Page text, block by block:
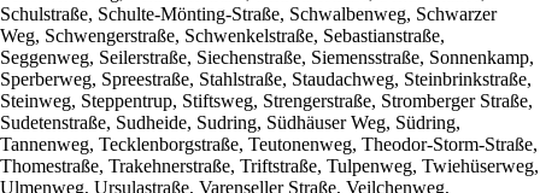
Schulstraße, Schulte-Mönting-Straße, Schwalbenweg, Schwarzer
Weg, Schwengerstraße, Schwenkelstraße, Sebastianstraße,
Seggenweg, Seilerstraße, Siechenstraße, Siemensstraße, Sonnenkamp,
Sperberweg, Spreestraße, Stahlstraße, Staudachweg, Steinbrinkstraße,
Steinweg, Steppentrup, Stiftsweg, Strengerstraße, Stromberger Straße,
Sudetenstraße, Sudheide, Sudring, Südhäuser Weg, Südring,
Tannenweg, Tecklenborgstraße, Teutonenweg, Theodor-Storm-Straße,
Thomestraße, Trakehnerstraße, Triftstraße, Tulpenweg, Twiehüserweg,
Ulmenweg, Ursulastraße, Varenseller Straße, Veilchenweg,